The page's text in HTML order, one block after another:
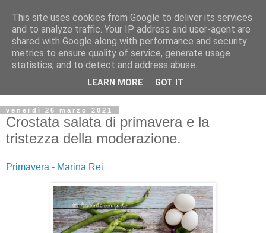
venerdì 26 marzo 2021
Crostata salata di primavera e la
tristezza della moderazione.
Primavera - Marina Rei
This site uses cookies from Google to deliver its services
and to analyze traffic. Your IP address and user-agent are
shared with Google along with performance and security
metrics to ensure quality of service, generate usage
statistics, and to detect and address abuse.
LEARN MORE GOT IT